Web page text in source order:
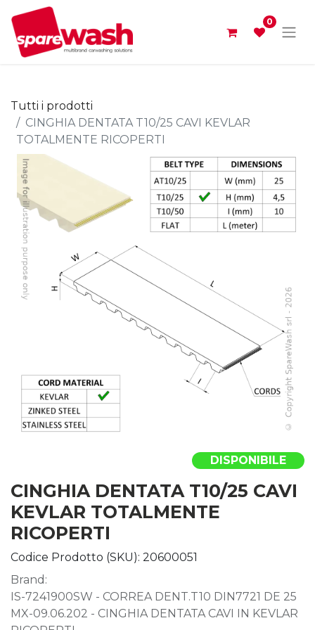
0
Tutti i prodotti
CINGHIA DENTATA T10/25 CAVI KEVLAR
TOTALMENTE RICOPERTI
DISPONIBILE
CINGHIA DENTATA T10/25 CAVI
KEVLAR TOTALMENTE
RICOPERTI
Codice Prodotto (SKU): 20600051
Brand:
IS-7241900SW - CORREA DENT.T10 DIN7721 DE 25
MX-09.06.202 - CINGHIA DENTATA CAVI IN KEVLAR